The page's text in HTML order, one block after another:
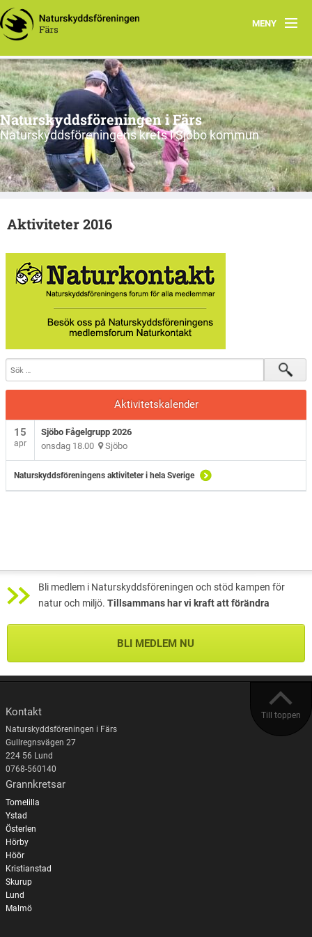
MENY
Hem
Nyfiken på vad vi gör?
Program 2026
Om oss
Remissvar
Årsmöteshandlingar
Våra projekt
Naturskyddsföreningen i Färs
Naturskyddsföreningens krets i Sjöbo kommun
Aktiviteter 2016
Aktivitetskalender
15
apr
Sjöbo Fågelgrupp 2026
onsdag 18.00 Sjöbo
Naturskyddsföreningens aktiviteter i hela Sverige
Bli medlem i Naturskyddsföreningen och stöd kampen för
natur och miljö. Tillsammans har vi kraft att förändra
BLI MEDLEM NU
Till toppen
Kontakt
Naturskyddsföreningen i Färs
Gullregnsvägen 27
224 56 Lund
0768-560140
Grannkretsar
Tomelilla
Ystad
Österlen
Hörby
Höör
Kristianstad
Skurup
Lund
Malmö